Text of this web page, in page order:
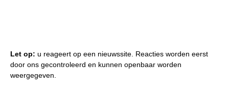
Let op: u reageert op een nieuwssite. Reacties worden eerst
door ons gecontroleerd en kunnen openbaar worden
weergegeven.